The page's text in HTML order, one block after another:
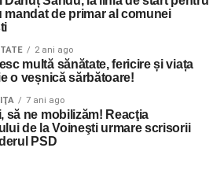
mandat de primar al comunei
2 ani ago
multă sănătate, fericire și viața
o veșnică sărbătoare!
7 ani ago
să ne mobilizăm! Reacţia
de la Voineşti urmare scrisorii
PSD